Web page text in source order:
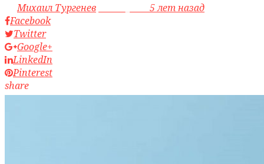
byМихаил Тургенев
5 лет назад
Facebook
Twitter
Google+
LinkedIn
Pinterest
share